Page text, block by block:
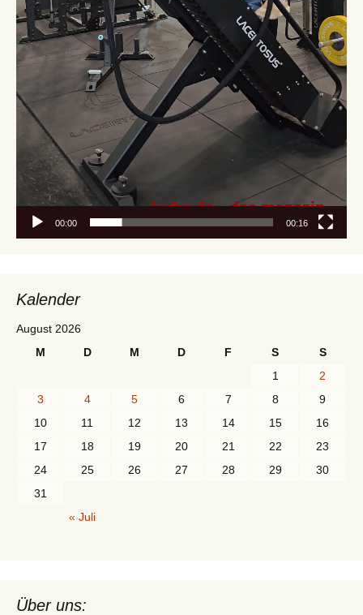
00:00 00:16
Kalender
August 2026
M
D M D F S
S
1
2
3
4 5 6 7 8
9
10
11 12 13 14 15
16
17
18 19 20 21 22
23
24
25 26 27 28 29
30
31
« Juli
Über uns: